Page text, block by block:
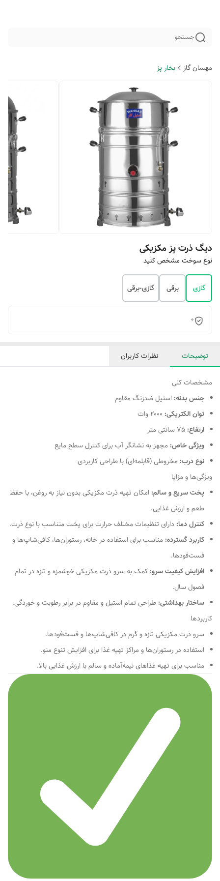
جستجو
مهسان گاز بخار پز
دیگ ذرت پز مکزیکی
نوع سوخت مشخص کنید
گازی برقی گازی-برقی
0
توضیحات نظرات کاربران
مشخصات کلی
جنس بدنه: استیل ضدزنگ مقاوم
توان الکتریکی:
ارتفاع:
ویژگی خاص: مجهز به نشانگر آب برای کنترل سطح مایع
نوع درب: مخروطی (قابلمه‌ای) با طراحی کاربردی
ویژگی‌ها و مزایا
پخت سریع و سالم: امکان تهیه ذرت مکزیکی بدون نیاز به روغن، با حفظ
طعم و ارزش غذایی.
کنترل دما: دارای تنظیمات مختلف حرارت برای پخت متناسب با نوع ذرت.
کاربرد گسترده: مناسب برای استفاده در خانه، رستوران‌ها، کافی‌شاپ‌ها و
فست‌فودها.
افزایش کیفیت سرو:کمک به سرو ذرت مکزیکی خوشمزه و تازه در تمام
فصول سال.
ساختار بهداشتی:طراحی تمام استیل و مقاوم در برابر رطوبت و خوردگی.
کاربردها
سرو ذرت مکزیکی تازه و گرم در کافی‌شاپ‌ها و فست‌فودها.
استفاده در رستوران‌ها و مراکز تهیه غذا برای افزایش تنوع منو.
مناسب برای تهیه غذاهای نیمه‌آماده و سالم با ارزش غذایی بالا.